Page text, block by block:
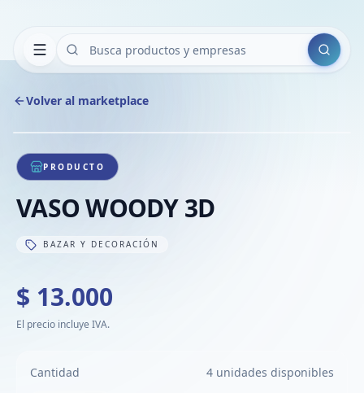
Buscar
Volver al marketplace
1/1
PRODUCTO
VASO WOODY 3D
BAZAR Y DECORACIÓN
$ 13.000
El precio incluye IVA.
Cantidad 4 unidades disponibles